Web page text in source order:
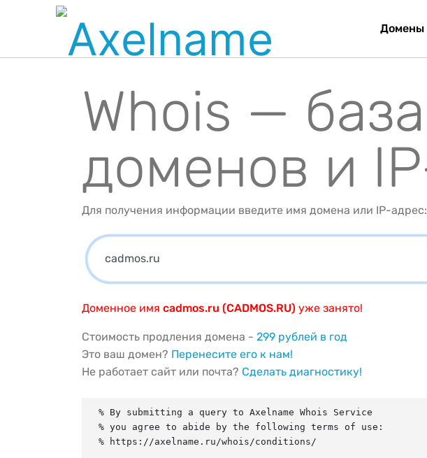
Домены
Whois —
доменов и
Для получения информации введите имя домена или IP-адрес:
Доменное имя cadmos.ru (CADMOS.RU) уже занято!
Стоимость продления домена - 299 рублей в год
Это ваш домен? Перенесите его к нам!
Не работает сайт или почта? Сделать диагностику!
% By submitting a query to Axelname Whois Service
% you agree to abide by the following terms of use:
% https://axelname.ru/whois/conditions/